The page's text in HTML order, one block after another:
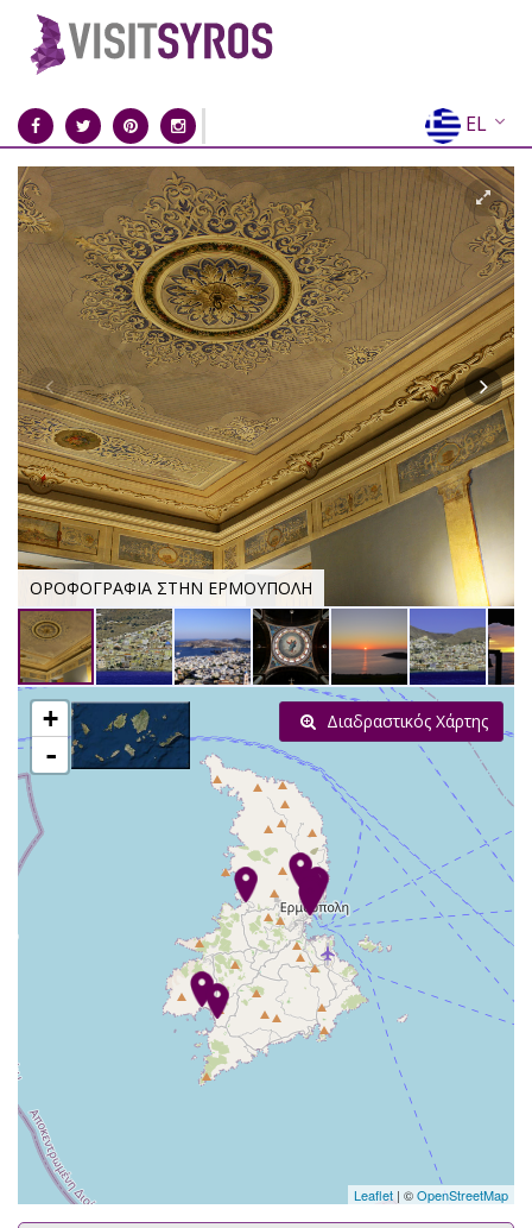
EL
EN
FR
DE
IT
ES
RU
CN
ΟΡΟΦΟΓΡΑΦΙΑ ΣΤΗΝ ΕΡΜΟΥΠΟΛΗ
+
-
Leaflet | ©OpenStreetMap
Διαδραστικός Χάρτης